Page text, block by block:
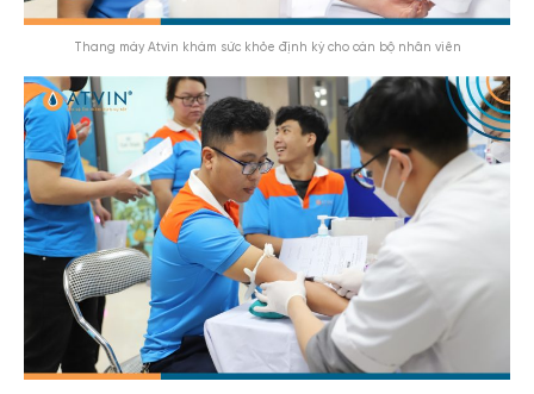
Thang máy Atvin khám sức khỏe định kỳ cho cán bộ nhân viên